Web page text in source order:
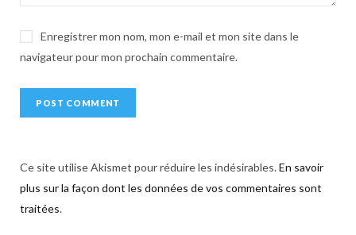
Enregistrer mon nom, mon e-mail et mon site dans le
navigateur pour mon prochain commentaire.
Ce site utilise Akismet pour réduire les indésirables.En savoir
plus sur la façon dont les données de vos commentaires sont
traitées.